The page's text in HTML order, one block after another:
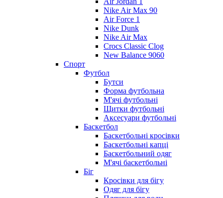
Nike Air Max 90
Air Force 1
Nike Dunk
Nike Air Max
Crocs Classic Clog
New Balance 9060
Спорт
Футбол
Бутси
Форма футбольна
М'ячі футбольні
Щитки футбольні
Аксесуари футбольні
Баскетбол
Баскетбольні кросівки
Баскетбольні капці
Баскетбольний одяг
М'ячі баскетбольні
Біг
Кросівки для бігу
Одяг для бігу